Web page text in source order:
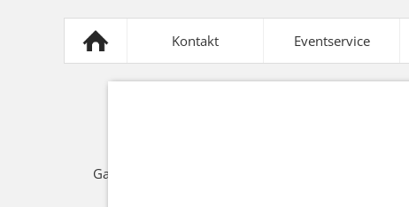
Kontakt Eventservice
Gastronomie